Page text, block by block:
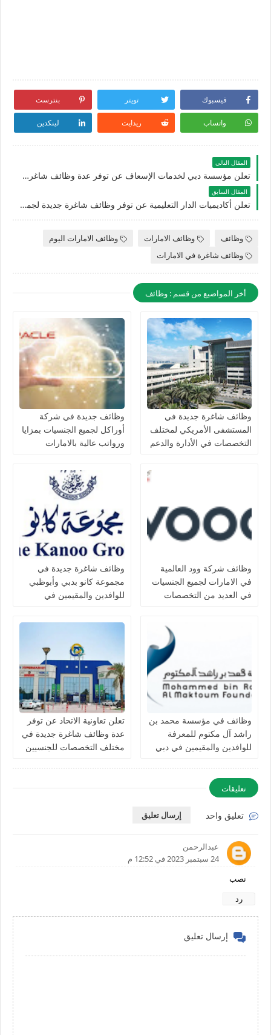
فيسبوك تويتر بنترست
واتساب ريدايت لينكدين
المقال التالي
تعلن مؤسسة دبي لخدمات الإسعاف عن توفر عدة وظائف شاغرة جديدة للوافدين والمقيمين في دبي بالامارات
المقال السابق
تعلن أكاديميات الدار التعليمية عن توفر وظائف شاغرة جديدة لجميع الجنسيات بالامارات
وظائف وظائف الامارات
وظائف الامارات اليوم
وظائف شاغرة في الامارات
أخر المواضيع من قسم : وظائف
وظائف شاغرة جديدة في
المستشفى الأمريكي لمختلف
التخصصات في الأدارة والدعم
وظائف جديدة في شركة
أوراكل لجميع الجنسيات بمزايا
ورواتب عالية بالامارات
وظائف شركة وود العالمية
في الامارات لجميع الجنسيات
في العديد من التخصصات
وظائف شاغرة جديدة في
مجموعة كانو بدبي وأبوظبي
للوافدين والمقيمين في
وظائف في مؤسسة محمد بن
راشد آل مكتوم للمعرفة
للوافدين والمقيمين في دبي
تعلن تعاونية الاتحاد عن توفر
عدة وظائف شاغرة جديدة في
مختلف التخصصات للجنسيين
تعليقات
تعليق واحد إرسال تعليق
عبدالرحمن
24 سبتمبر 2023 في 12:52 م
نصب
رد
إرسال تعليق